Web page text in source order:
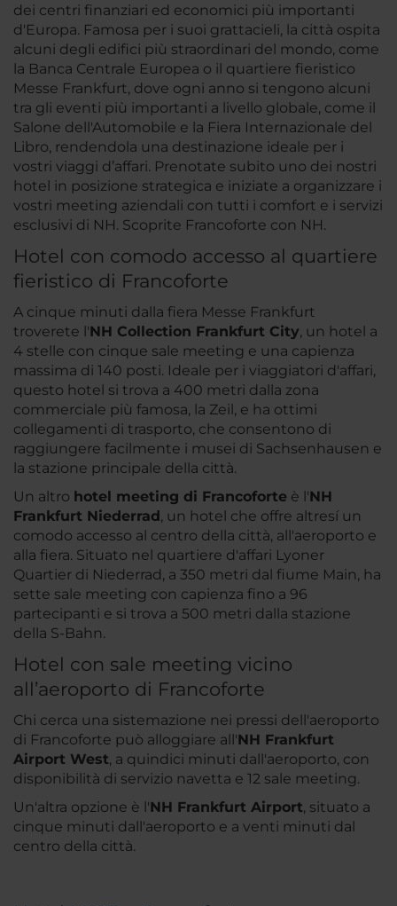
dei centri finanziari ed economici più importanti
d'Europa. Famosa per i suoi grattacieli, la città ospita
alcuni degli edifici più straordinari del mondo, come
la Banca Centrale Europea o il quartiere fieristico
Messe Frankfurt, dove ogni anno si tengono alcuni
tra gli eventi più importanti a livello globale, come il
Salone dell'Automobile e la Fiera Internazionale del
Libro, rendendola una destinazione ideale per i
vostri viaggi d’affari. Prenotate subito uno dei nostri
hotel in posizione strategica e iniziate a organizzare i
vostri meeting aziendali con tutti i comfort e i servizi
esclusivi di NH. Scoprite Francoforte con NH.
Hotel con comodo accesso al quartiere
fieristico di Francoforte
A cinque minuti dalla fiera Messe Frankfurt
troverete l'NH Collection Frankfurt City, un hotel a
4 stelle con cinque sale meeting e una capienza
massima di 140 posti. Ideale per i viaggiatori d'affari,
questo hotel si trova a 400 metri dalla zona
commerciale più famosa, la Zeil, e ha ottimi
collegamenti di trasporto, che consentono di
raggiungere facilmente i musei di Sachsenhausen e
la stazione principale della città.
Un altro hotel meeting di Francoforte è l'NH
Frankfurt Niederrad, un hotel che offre altresí un
comodo accesso al centro della città, all'aeroporto e
alla fiera. Situato nel quartiere d'affari Lyoner
Quartier di Niederrad, a 350 metri dal fiume Main, ha
sette sale meeting con capienza fino a 96
partecipanti e si trova a 500 metri dalla stazione
della S-Bahn.
Hotel con sale meeting vicino
all’aeroporto di Francoforte
Chi cerca una sistemazione nei pressi dell'aeroporto
di Francoforte può alloggiare all'NH Frankfurt
Airport West, a quindici minuti dall'aeroporto, con
disponibilità di servizio navetta e 12 sale meeting.
Un'altra opzione è l'NH Frankfurt Airport, situato a
cinque minuti dall'aeroporto e a venti minuti dal
centro della città.